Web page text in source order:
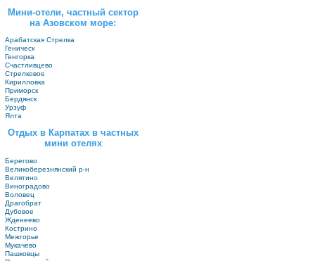
Мини-отели, частный сектор
на Азовском море:
Арабатская Стрелка
Геническ
Генгорка
Счастливцево
Стрелковое
Кирилловка
Приморск
Бердянск
Урзуф
Ялта
Отдых в Карпатах в частных
мини отелях
Берегово
Великоберезнянский р-н
Велятино
Виноградово
Воловец
Драгобрат
Дубовое
Жденеево
Кострино
Межгорье
Мукачево
Пашковцы